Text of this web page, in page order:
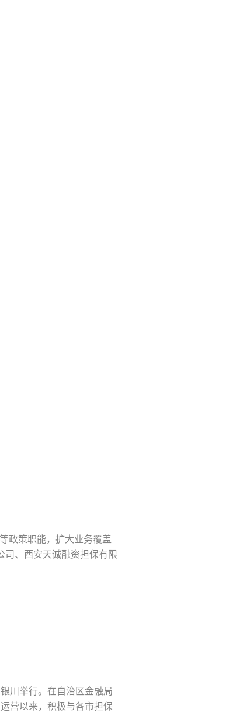
政策职能，扩大业务覆盖
司、西安天诚融资担保有限
川举行。在自治区金融局
营以来，积极与各市担保